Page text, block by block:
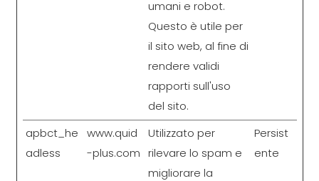
umani e robot.
Questo è utile per
il sito web, al fine di
rendere validi
rapporti sull'uso
del sito.
apbct_he
adless
www.quid
-plus.com
Utilizzato per
rilevare lo spam e
migliorare la
Persist
ente